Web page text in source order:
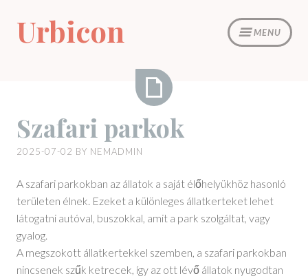
content
MENU
Urbicon
parkok
Szafari parkok
2025-07-02 BY NEMADMIN
A szafari parkokban az állatok a saját élőhelyükhöz hasonló
területen élnek. Ezeket a különleges állatkerteket lehet
látogatni autóval, buszokkal, amit a park szolgáltat, vagy
gyalog.
A megszokott állatkertekkel szemben, a szafari parkokban
nincsenek szűk ketrecek, így az ott lévő állatok nyugodtan